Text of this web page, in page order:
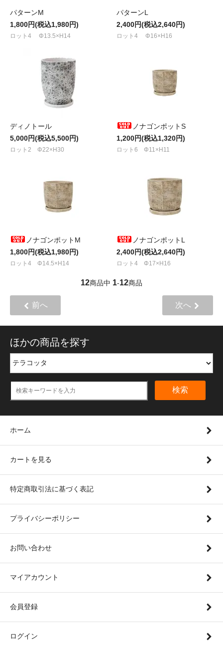
パターンM
1,800円(税込1,980円)
ロット4 Φ13.5×H14
パターンL
2,400円(税込2,640円)
ロット4 Φ16×H16
ディノトール
5,000円(税込5,500円)
ロット2 Φ22×H30
ノナゴンポットS
1,200円(税込1,320円)
ロット6 Φ11×H11
ノナゴンポットM
1,800円(税込1,980円)
ロット4 Φ14.5×H14
ノナゴンポットL
2,400円(税込2,640円)
ロット4 Φ17×H16
12商品中 1-12商品
前へ 次へ
ほかの商品を探す
検索
ホーム
カートを見る
特定商取引法に基づく表記
プライバシーポリシー
お問い合わせ
マイアカウント
会員登録
ログイン